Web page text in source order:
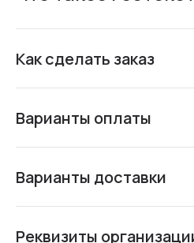
Как сделать заказ
Варианты оплаты
Варианты доставки
Реквизиты